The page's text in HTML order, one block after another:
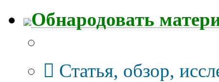
Обнародовать
Статья, обзор,